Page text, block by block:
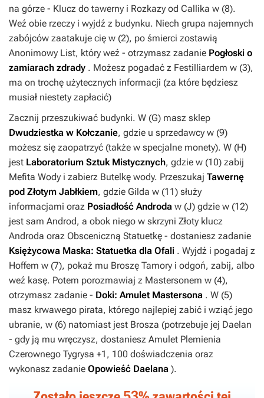
na górze - Klucz do tawerny i Rozkazy od Callika w (8).
Weź obie rzeczy i wyjdź z budynku. Niech grupa najemnych
zabójców zaatakuje cię w (2), po śmierci zostawią
Anonimowy List, który weź - otrzymasz zadanie Pogłoski o
zamiarach zdrady . Możesz pogadać z Festilliardem w (3),
ma on trochę użytecznych informacji (za które będziesz
musiał niestety zapłacić)
Zacznij przeszukiwać budynki. W (G) masz sklep
Dwudziestka w Kołczanie, gdzie u sprzedawcy w (9)
możesz się zaopatrzyć (także w specjalne monety). W (H)
jest Laboratorium Sztuk Mistycznych, gdzie w (10) zabij
Mefita Wody i zabierz Butelkę wody. Przeszukaj Tawernę
pod Złotym Jabłkiem, gdzie Gilda w (11) służy
informacjami oraz Posiadłość Androda w (J) gdzie w (12)
jest sam Androd, a obok niego w skrzyni Złoty klucz
Androda oraz Obsceniczną Statuetkę - dostaniesz zadanie
Księżycowa Maska: Statuetka dla Ofali . Wyjdź i pogadaj z
Hoffem w (7), pokaż mu Broszę Tamory i odgoń, zabij, albo
weź kasę. Potem porozmawiaj z Mastersonem w (4),
otrzymasz zadanie - Doki: Amulet Mastersona . W (5)
masz krwawego pirata, którego najlepiej zabić i wziąć jego
ubranie, w (6) natomiast jest Brosza (potrzebuje jej Daelan
- gdy ją mu wręczysz, dostaniesz Amulet Plemienia
Czerownego Tygrysa +1 , 100 doświadczenia oraz
wykonasz zadanie Opowieść Daelana ).